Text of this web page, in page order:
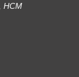
HCM